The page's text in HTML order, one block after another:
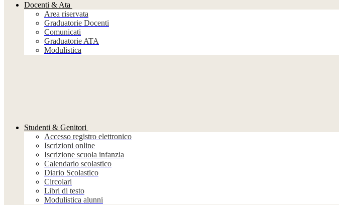
Docenti & Ata
Area riservata
Graduatorie Docenti
Comunicati
Graduatorie ATA
Modulistica
Studenti & Genitori
Accesso registro elettronico
Iscrizioni online
Iscrizione scuola infanzia
Calendario scolastico
Diario Scolastico
Circolari
Libri di testo
Modulistica alunni